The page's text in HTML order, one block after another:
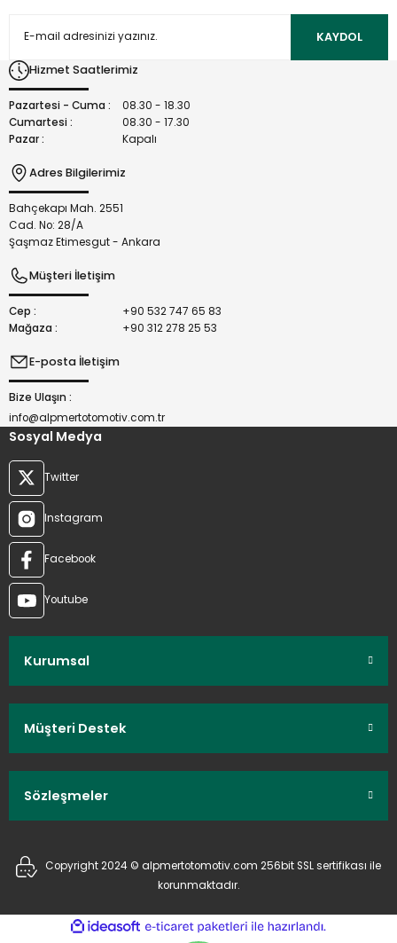
Ürün açıklamasında eksik bilgiler bulunuyor.
Bu ürüne benzer farklı alternatifler olmalı.
KAYDOL
Hizmet Saatlerimiz
Pazartesi - Cuma :
08.30 - 18.30
Cumartesi :
08.30 - 17.30
Pazar :
Kapalı
Adres Bilgilerimiz
Bahçekapı Mah. 2551
Cad. No: 28/A
Şaşmaz Etimesgut - Ankara
Müşteri İletişim
Cep :
+90 532 747 65 83
Mağaza :
+90 312 278 25 53
E-posta İletişim
Bize Ulaşın :
info@alpmertotomotiv.com.tr
Sosyal Medya
Twitter
Instagram
Facebook
Youtube
Kurumsal
Müşteri Destek
Sözleşmeler
Copyright 2024 © alpmertotomotiv.com 256bit SSL sertifikası ile
korunmaktadır.
ideasoft
e-